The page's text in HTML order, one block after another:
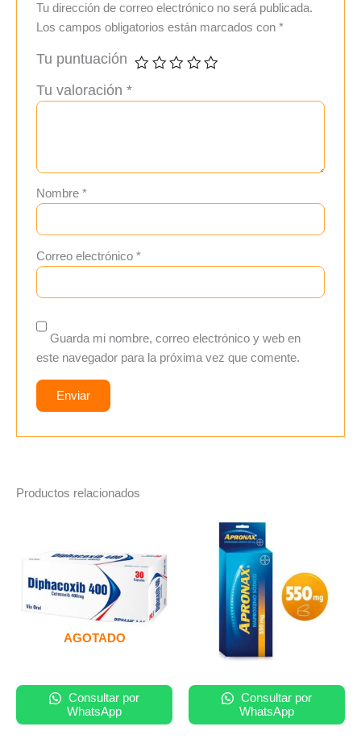
Tu dirección de correo electrónico no será publicada.
Los campos obligatorios están marcados con*
Tu puntuación
Tu valoración*
Nombre*
Correo electrónico*
Guarda mi nombre, correo electrónico y web en
este navegador para la próxima vez que comente.
Productos relacionados
AGOTADO
Consultar por
WhatsApp
Consultar por
WhatsApp